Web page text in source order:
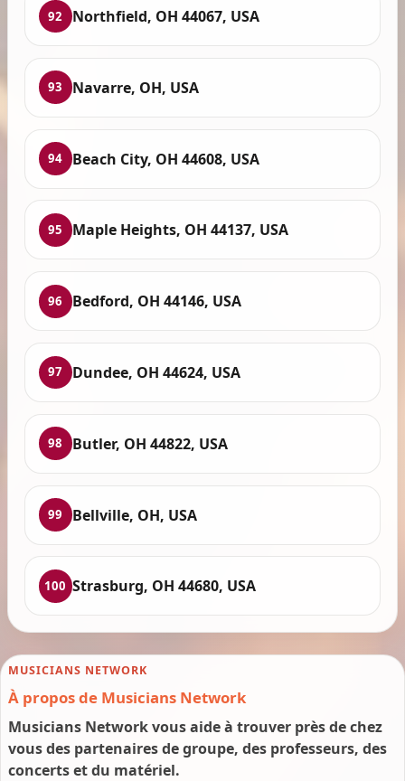
92 Northfield, OH 44067, USA
93 Navarre, OH, USA
94 Beach City, OH 44608, USA
95 Maple Heights, OH 44137, USA
96 Bedford, OH 44146, USA
97 Dundee, OH 44624, USA
98 Butler, OH 44822, USA
99 Bellville, OH, USA
100 Strasburg, OH 44680, USA
MUSICIANS NETWORK
À propos de Musicians Network
Musicians Network vous aide à trouver près de chez
vous des partenaires de groupe, des professeurs, des
concerts et du matériel.